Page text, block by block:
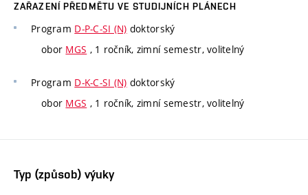
ZAŘAZENÍ PŘEDMĚTU VE STUDIJNÍCH PLÁNECH
Program D-P-C-SI (N) doktorský
obor MGS , 1 ročník, zimní semestr, volitelný
Program D-K-C-SI (N) doktorský
obor MGS , 1 ročník, zimní semestr, volitelný
Typ (způsob) výuky